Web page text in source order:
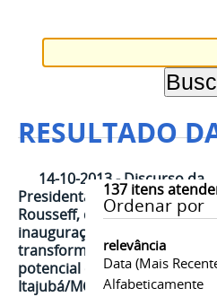
RESULTADO
137itens
Ordenar por
relevância
Data (mais
Alfabeticamente
14-10-2013 - Discurso da
Presidenta da República,
Rousseff, durante cerimônia
inauguração da fábrica de
transformadores de corrente
potencial da Balteau S/A -
Itajubá/MG